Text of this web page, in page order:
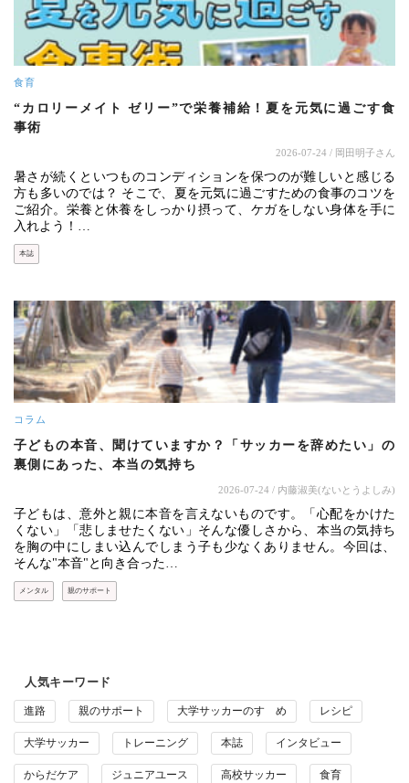
食育
“カロリーメイト ゼリー”で栄養補給！夏を元気に過ごす食
事術
2026-07-24 / 岡田明子さん
暑さが続くといつものコンディションを保つのが難しいと感じる
方も多いのでは？ そこで、夏を元気に過ごすための食事のコツを
ご紹介。栄養と休養をしっかり摂って、ケガをしない身体を手に
入れよう！…
本誌
コラム
子どもの本音、聞けていますか？「サッカーを辞めたい」の
裏側にあった、本当の気持ち
2026-07-24 / 内藤淑美(ないとうよしみ)
子どもは、意外と親に本音を言えないものです。「心配をかけた
くない」「悲しませたくない」そんな優しさから、本当の気持ち
を胸の中にしまい込んでしまう子も少なくありません。今回は、
そんな"本音"と向き合った…
メンタル 親のサポート
人気キーワード
進路 親のサポート 大学サッカーのすゝめ レシピ
大学サッカー トレーニング 本誌 インタビュー
からだケア ジュニアユース 高校サッカー 食育